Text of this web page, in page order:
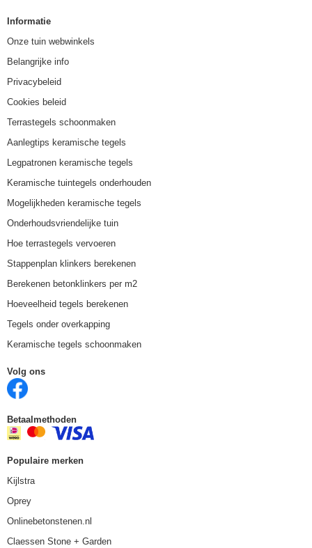
Informatie
Onze tuin webwinkels
Belangrijke info
Privacybeleid
Cookies beleid
Terrastegels schoonmaken
Aanlegtips keramische tegels
Legpatronen keramische tegels
Keramische tuintegels onderhouden
Mogelijkheden keramische tegels
Onderhoudsvriendelijke tuin
Hoe terrastegels vervoeren
Stappenplan klinkers berekenen
Berekenen betonklinkers per m2
Hoeveelheid tegels berekenen
Tegels onder overkapping
Keramische tegels schoonmaken
Volg ons
Betaalmethoden
Populaire merken
Kijlstra
Oprey
Onlinebetonstenen.nl
Claessen Stone + Garden